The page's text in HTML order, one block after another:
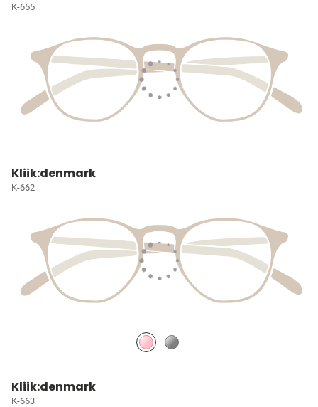
K-655
Kliik:denmark
K-662
Kliik:denmark
K-663